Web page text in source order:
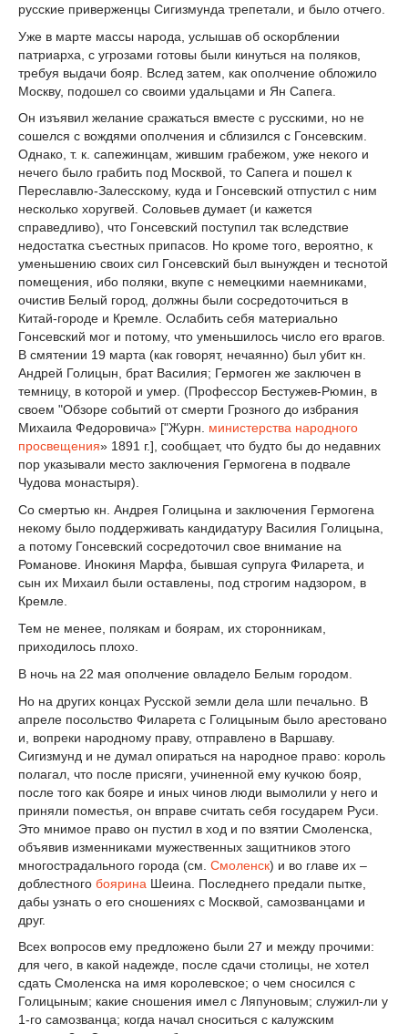
русские приверженцы Сигизмунда трепетали, и было отчего.
Уже в марте массы народа, услышав об оскорблении
патриарха, с угрозами готовы были кинуться на поляков,
требуя выдачи бояр. Вслед затем, как ополчение обложило
Москву, подошел со своими удальцами и Ян Сапега.
Он изъявил желание сражаться вместе с русскими, но не
сошелся с вождями ополчения и сблизился с Гонсевским.
Однако, т. к. сапежинцам, жившим грабежом, уже некого и
нечего было грабить под Москвой, то Сапега и пошел к
Переславлю-Залесскому, куда и Гонсевский отпустил с ним
несколько хоругвей. Соловьев думает (и кажется
справедливо), что Гонсевский поступил так вследствие
недостатка съестных припасов. Но кроме того, вероятно, к
уменьшению своих сил Гонсевский был вынужден и теснотой
помещения, ибо поляки, вкупе с немецкими наемниками,
очистив Белый город, должны были сосредоточиться в
Китай-городе и Кремле. Ослабить себя материально
Гонсевский мог и потому, что уменьшилось число его врагов.
В смятении 19 марта (как говорят, нечаянно) был убит кн.
Андрей Голицын, брат Василия; Гермоген же заключен в
темницу, в которой и умер. (Профессор Бестужев-Рюмин, в
своем "Обзоре событий от смерти Грозного до избрания
Михаила Федоровича» ["Журн. министерства народного
просвещения» 1891 г.], сообщает, что будто бы до недавних
пор указывали место заключения Гермогена в подвале
Чудова монастыря).
Со смертью кн. Андрея Голицына и заключения Гермогена
некому было поддерживать кандидатуру Василия Голицына,
а потому Гонсевский сосредоточил свое внимание на
Романове. Инокиня Марфа, бывшая супруга Филарета, и
сын их Михаил были оставлены, под строгим надзором, в
Кремле.
Тем не менее, полякам и боярам, их сторонникам,
приходилось плохо.
В ночь на 22 мая ополчение овладело Белым городом.
Но на других концах Русской земли дела шли печально. В
апреле посольство Филарета с Голицыным было арестовано
и, вопреки народному праву, отправлено в Варшаву.
Сигизмунд и не думал опираться на народное право: король
полагал, что после присяги, учиненной ему кучкою бояр,
после того как бояре и иных чинов люди вымолили у него и
приняли поместья, он вправе считать себя государем Руси.
Это мнимое право он пустил в ход и по взятии Смоленска,
объявив изменниками мужественных защитников этого
многострадального города (см. Смоленск) и во главе их –
доблестного боярина Шеина. Последнего предали пытке,
дабы узнать о его сношениях с Москвой, самозванцами и
друг.
Всех вопросов ему предложено были 27 и между прочими:
для чего, в какой надежде, после сдачи столицы, не хотел
сдать Смоленска на имя королевское; о чем сносился с
Голицыным; какие сношения имел с Ляпуновым; служил-ли у
1-го самозванца; когда начал сноситься с калужским